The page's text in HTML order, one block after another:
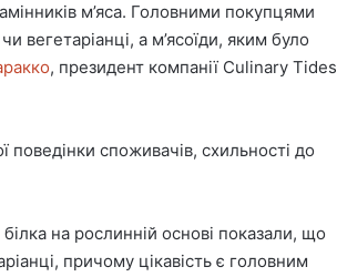
м’яса. Головними покупцями
вегетаріанці, а м’ясоїди, яким було
, президент компанії Culinary Tides
поведінки споживачів, схильності до
на рослинній основі показали, що
причому цікавість є головним